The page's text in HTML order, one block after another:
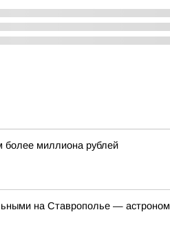
миллиона рублей
на Ставрополье — астроном